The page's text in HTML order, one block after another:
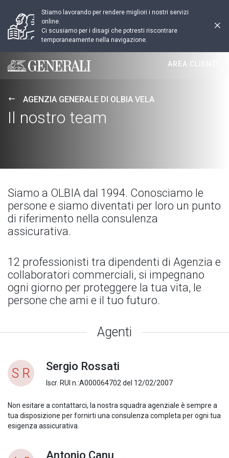
Stiamo lavorando per rendere migliori i nostri servizi
online.
Ci scusiamo per i disagi che potresti riscontrare
temporaneamente nella navigazione.
Generali logo
AREA CLIENTI
AGENZIA GENERALE DI OLBIA VELA
Il nostro team
Siamo a OLBIA dal 1994. Conosciamo le
persone e siamo diventati per loro un punto
di riferimento nella consulenza
assicurativa.
12 professionisti tra dipendenti di Agenzia e
collaboratori commerciali, si impegnano
ogni giorno per proteggere la tua vita, le
persone che ami e il tuo futuro.
Agenti
S R Sergio Rossati
Iscr. RUI n.:A000064702 del 12/02/2007
Non esitare a contattarci, la nostra squadra agenziale è sempre a
tua disposizione per fornirti una consulenza completa per ogni tua
esigenza assicurativa.
Antonio Canu